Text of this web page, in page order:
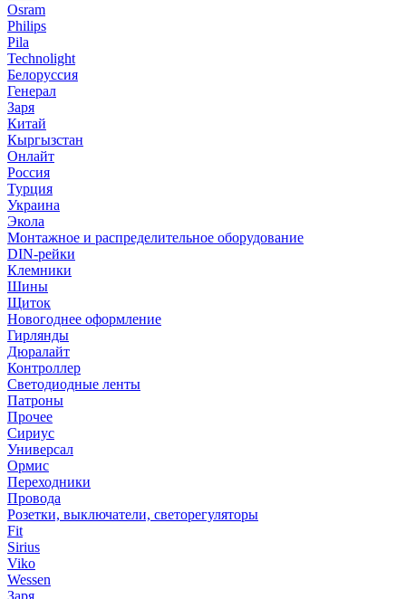
Osram
Philips
Pila
Technolight
Белоруссия
Генерал
Заря
Китай
Кыргызстан
Онлайт
Россия
Турция
Украина
Экола
Монтажное и распределительное оборудование
DIN-рейки
Клемники
Шины
Щиток
Новогоднее оформление
Гирлянды
Дюралайт
Контроллер
Светодиодные ленты
Патроны
Прочее
Сириус
Универсал
Ормис
Переходники
Провода
Розетки, выключатели, светорегуляторы
Fit
Sirius
Viko
Wessen
Заря